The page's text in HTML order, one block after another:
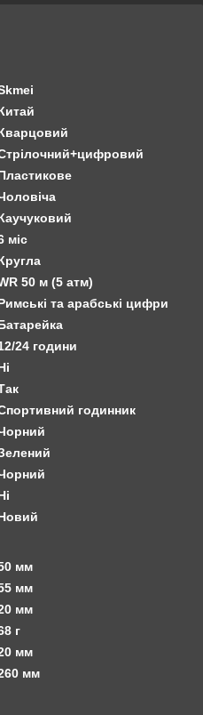
міс
50 м (5 атм)
та арабські цифри
24 години
годинник
мм
мм
мм
г
мм
мм